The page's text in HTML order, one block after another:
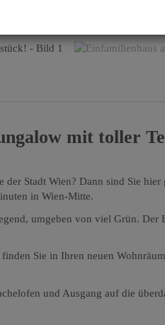
mit toller
Stadt Wien? Dann sind Sie hier
in Wien-Mitte.
umgeben von viel Grün. Der
Sie in Ihren neuen
und Ausgang auf die